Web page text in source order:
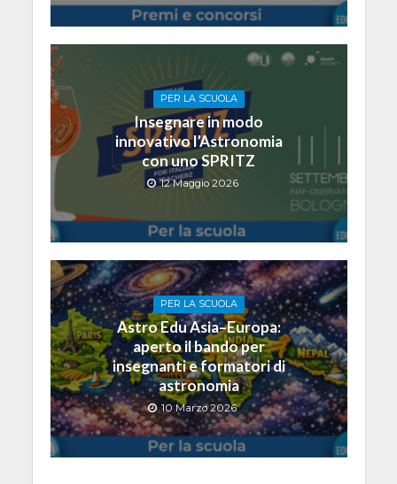
PER LA SCUOLA
Insegnare in modo
innovativo l’Astronomia
con uno SPRITZ
12 Maggio 2026
PER LA SCUOLA
Astro Edu Asia–Europa:
aperto il bando per
insegnanti e formatori di
astronomia
10 Marzo 2026